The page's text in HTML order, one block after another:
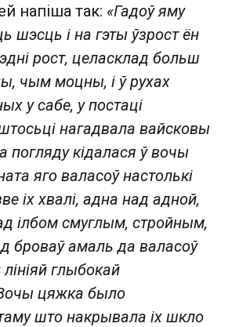
напіша так: «Гадоў яму
шэсць і на гэты ўзрост ён
рост, целасклад больш
чым моцны, і ў рухах
у сабе, у постаці
нагадвала вайсковы
погляду кідалася ў вочы
яго валасоў настолькі
іх хвалі, адна над адной,
ілбом смуглым, стройным,
броваў амаль да валасоў
глыбокай
цяжка было
што накрывала іх шкло